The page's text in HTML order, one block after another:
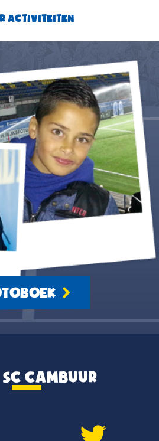
ACTIVITEITEN
CAMBUUR